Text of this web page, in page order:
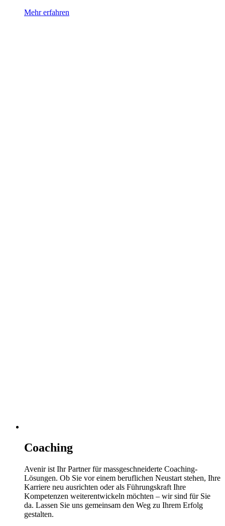
Mehr erfahren
Coaching
Avenir ist Ihr Partner für massgeschneiderte Coaching-
Lösungen. Ob Sie vor einem beruflichen Neustart stehen, Ihre
Karriere neu ausrichten oder als Führungskraft Ihre
Kompetenzen weiterentwickeln möchten – wir sind für Sie
da. Lassen Sie uns gemeinsam den Weg zu Ihrem Erfolg
gestalten.